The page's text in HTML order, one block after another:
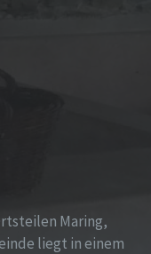
Maring,
liegt in einem